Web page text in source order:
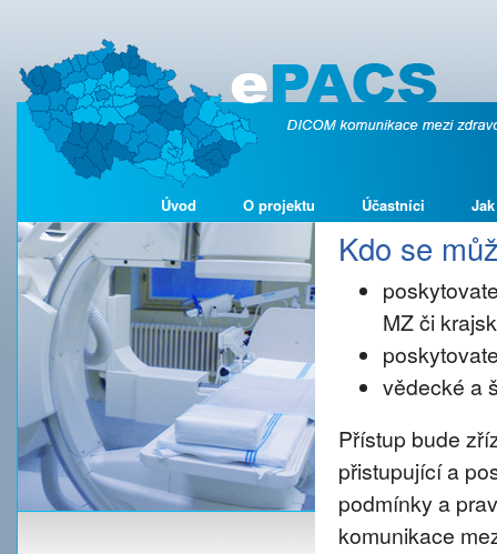
Úvod O projektu Účastníci
Kdo se
MZ či
vědecké a
Přístup bude
přistupující a
podmínky a
komunikace